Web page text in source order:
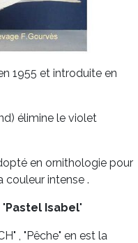
1955 et introduite en
élimine le violet
en ornithologie pour
couleur intense .
Pastel Isabel"
, "Pêche" en est la